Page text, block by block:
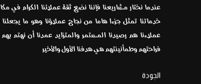
عندما نختار مشاريعنا فإننا نضع ثقة عملائنا الكرام في
خدماتنا تمثل جزءا هاما من نجاح عملاؤنا وهو ما
عملاءنا هم رصيدنا المستمر والمتزايد عمدنا أن نهتم
فراحتهم وطمأنينتهم هي هدفنا الأول والأخير
الجودة